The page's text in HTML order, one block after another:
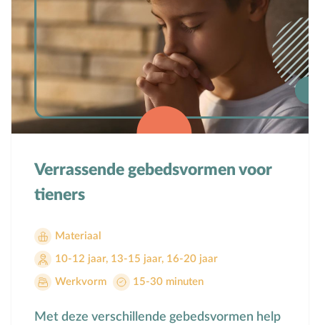
Verrassende gebedsvormen voor
tieners
Materiaal
10-12 jaar, 13-15 jaar, 16-20 jaar
Werkvorm 15-30 minuten
Met deze verschillende gebedsvormen help